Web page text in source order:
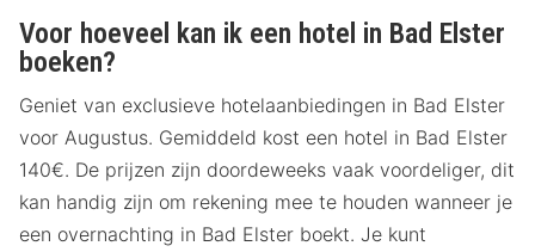
Voor hoeveel kan ik een hotel in Bad Elster
boeken?
Geniet van exclusieve hotelaanbiedingen in Bad Elster
voor Augustus. Gemiddeld kost een hotel in Bad Elster
140€. De prijzen zijn doordeweeks vaak voordeliger, dit
kan handig zijn om rekening mee te houden wanneer je
een overnachting in Bad Elster boekt. Je kunt